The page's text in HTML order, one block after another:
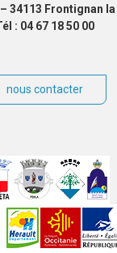
34113 Frontignan
: 04 67 18 50 00
nous contacter